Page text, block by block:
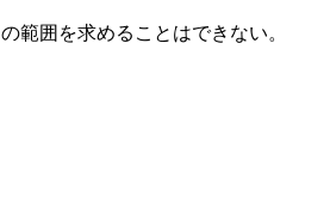
の範囲を求めることはできない。